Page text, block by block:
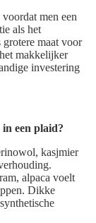
men een
als het
maat voor
makkelijker
investering
een plaid?
kasjmier
alpaca voelt
Dikke